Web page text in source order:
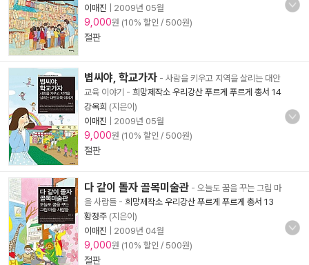
이매진
2009년 05월
9,000원 (10% 할인 / 500원)
절판
볍씨야, 학교가자 - 사람을 키우고 지역을 살리는 대안
교육 이야기 - 희망제작소 우리강산 푸르게 푸르게 총서 14
강옥희 (지은이)
이매진
2009년 05월
9,000원 (10% 할인 / 500원)
절판
다 같이 돌자 골목미술관 - 오늘도 꿈을 꾸는 그림 마
을 사람들 - 희망제작소 우리강산 푸르게 푸르게 총서 13
황정주 (지은이)
이매진
2009년 04월
9,000원 (10% 할인 / 500원)
절판